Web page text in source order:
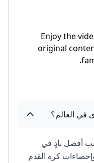
Enjoy the
original
في العالم؟
أفضل نادٍ في
وإحصاءات كرة القدم